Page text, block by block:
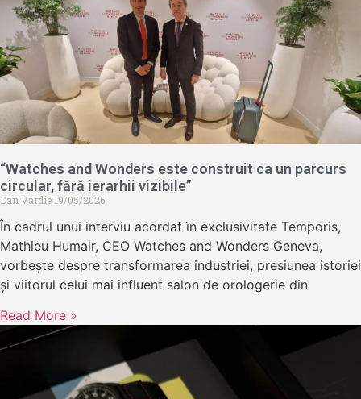
“Watches and Wonders este construit ca un parcurs
circular, fără ierarhii vizibile”
Dan Vardie19/05/2026
În cadrul unui interviu acordat în exclusivitate Temporis,
Mathieu Humair, CEO Watches and Wonders Geneva,
vorbește despre transformarea industriei, presiunea istoriei
și viitorul celui mai influent salon de orologerie din
Read More »